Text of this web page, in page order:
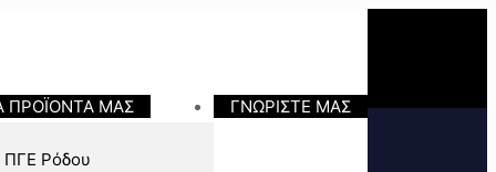
ΠΡΟΪΟΝΤΑ ΜΑΣ
ΠΓΕ Ρόδου
ΓΝΩΡΙΣΤΕ ΜΑΣ